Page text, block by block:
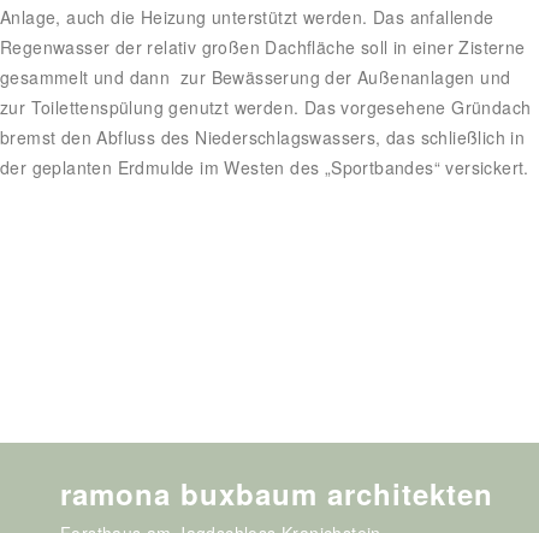
Anlage, auch die Heizung unterstützt werden. Das anfallende
Regenwasser der relativ großen Dachfläche soll in einer Zisterne
gesammelt und dann zur Bewässerung der Außenanlagen und
zur Toilettenspülung genutzt werden. Das vorgesehene Gründach
bremst den Abfluss des Niederschlagswassers, das schließlich in
der geplanten Erdmulde im Westen des „Sportbandes“ versickert.
ramona buxbaum architekten